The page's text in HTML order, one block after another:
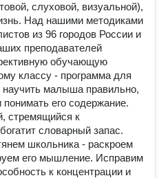
слуховой, визуальной),
Над нашими методиками
из 96 городов России и
преподавателей
обучающую
классу - программа для
научить малыша правильно,
понимать его содержание.
стремящийся к
словарный запас.
школьника - раскроем
его мышление. Исправим
к концентрации и